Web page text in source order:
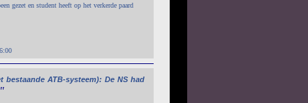
gezet en student heeft op het verkerde paard
bestaande ATB-systeem): De NS had
"